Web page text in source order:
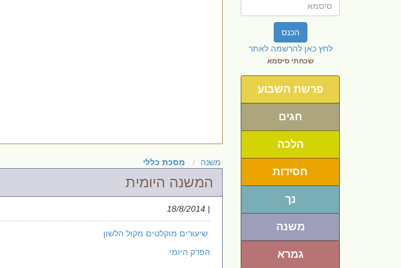
הכנס
לחץ כאן להרשמה לאתר
שכחתי סיסמא
פרשת השבוע
חגים
הלכה
חסידות
נך
משנה
גמרא
משנה מסכת כללי
המשנה היומית
| 18/8/2014
שיעורים מוקלטים מקול הלשון
הפרק היומי